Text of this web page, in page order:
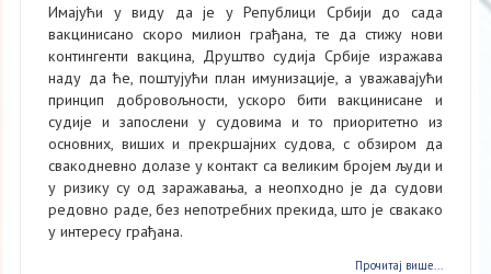
Имајући у виду да је у Републици Србији до сада
вакцинисано скоро милион грађана, те да стижу нови
контингенти вакцина, Друштво судија Србије изражава
наду да ће, поштујући план имунизације, а уважавајући
принцип добровољности, ускоро бити вакцинисане и
судије и запослени у судовима и то приоритетно из
основних, виших и прекршајних судова, с обзиром да
свакодневно долазе у контакт са великим бројем људи и
у ризику су од заражавања, а неопходно је да судови
редовно раде, без непотребних прекида, што је свакако
у интересу грађана.
Прочитај више...